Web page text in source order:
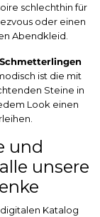
schlechthin für
oder einen
Abendkleid.
ist die mit
Steine in
Look einen
und
unsere
Katalog